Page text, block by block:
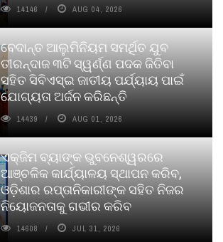
14146 AUG 04, 2026
ବେଦାନ୍ତ ଆଲୁମିନିୟମ ସମର୍ଥିତ ଯୁବ
ତୀରନ୍ଦାଜ ୩ଟି ସ୍ୱର୍ଣ୍ଣ ପଦକ ଜିତିବା
ସହିତ ସିବିଏସ୍ଇ ଜାତୀୟ ପର୍ଯ୍ୟାୟ ପାଇଁ
ଯୋଗ୍ୟତା ଅର୍ଜନ କରିଛନ୍ତି
14439 AUG 01, 2026
ଏକ୍ଜିମ ବ୍ୟାଙ୍କ ଭୁବନେଶ୍ୱରରେ
ଆଞ୍ଚଳିକ କାର୍ଯ୍ୟାଳୟ ସ୍ଥାପନ କରିବ,
ଓଡ଼ିଶାର ରପ୍ତାନିକାରୀଙ୍କ ସହିତ ନିଜର
ନିୟୋଜନତାକୁ ଗଭୀର କରିବ
14608 JUL 31, 2026